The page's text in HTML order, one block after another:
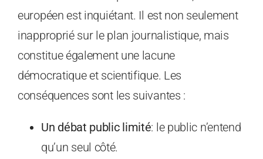
européen est inquiétant. Il est non seulement
inapproprié sur le plan journalistique, mais
constitue également une lacune
démocratique et scientifique. Les
conséquences sont les suivantes :
Un débat public limité: le public n’entend
qu’un seul côté.